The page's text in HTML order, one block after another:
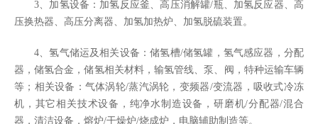
3、加氢设备：加氢反应釜、高压消解罐/瓶、加氢反应器、高
压换热器、高压分离器、加氢加热炉、加氢脱硫装置。
4、氢气储运及相关设备：储氢槽/储氢罐，氢气感应器，分配
器，储氢合金，储氢相关材料，输氢管线、泵、阀，特种运输车辆
等；相关设备：气体涡轮/蒸汽涡轮，变频器/变流器，吸收式冷冻
机，其它相关技术设备，纯净水制造设备，研磨机/分配器/混合
器，清洁设备，熔炉/干燥炉/烧成炉，电脑辅助制造等。